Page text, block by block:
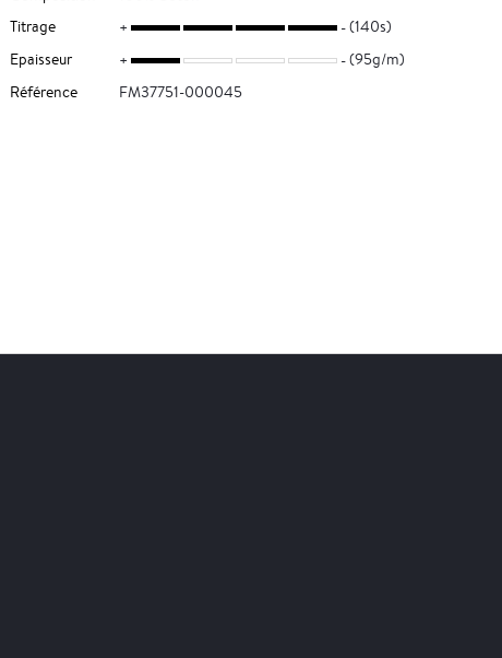
Titrage
(140s)
Epaisseur
(95g/m)
Référence
FM37751-000045